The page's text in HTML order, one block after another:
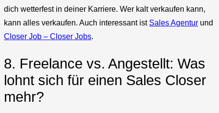
dich wetterfest in deiner Karriere. Wer kalt verkaufen kann,
kann alles verkaufen. Auch interessant ist Sales Agentur und
Closer Job – Closer Jobs.
8. Freelance vs. Angestellt: Was
lohnt sich für einen Sales Closer
mehr?